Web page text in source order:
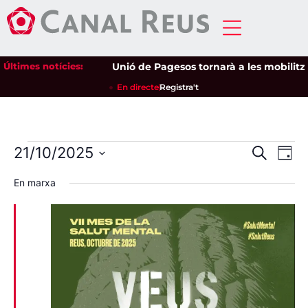
Últimes notícies: Unió de Pagesos tornarà a les
En directeRegistra't
i
cerca
CercaDia
21/10/2025
una
data.
En marxa